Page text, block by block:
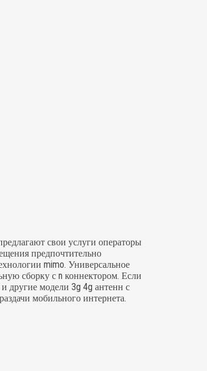
свои услуги операторы
предпочтительно
mimo. Универсальное
сборку с n коннектором. Если
другие модели 3g 4g антенн с
мобильного интернета.